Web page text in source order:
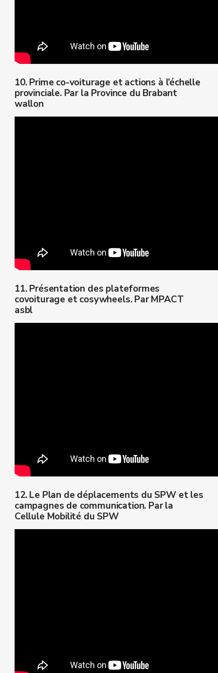
10. Prime co-voiturage et actions à l’échelle
provinciale. Par la Province du Brabant
wallon
11. Présentation des plateformes
covoiturage et cosywheels. Par MPACT
asbl
12. Le Plan de déplacements du SPW et les
campagnes de communication. Par la
Cellule Mobilité du SPW